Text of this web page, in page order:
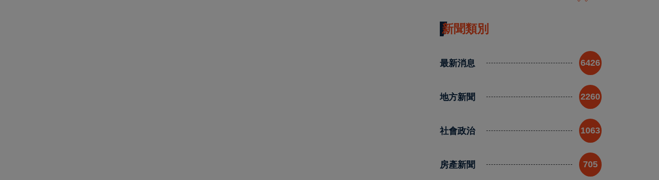
新聞類別
最新消息 6426
地方新聞 2260
社會政治 1063
房產新聞 705